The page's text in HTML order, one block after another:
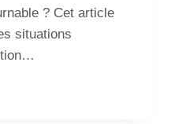
? Cet article
situations